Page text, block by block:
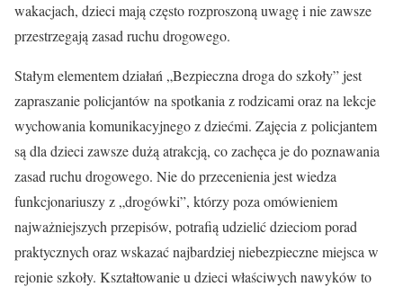
wakacjach, dzieci mają często rozproszoną uwagę i nie zawsze
przestrzegają zasad ruchu drogowego.
Stałym elementem działań „Bezpieczna droga do szkoły” jest
zapraszanie policjantów na spotkania z rodzicami oraz na lekcje
wychowania komunikacyjnego z dziećmi. Zajęcia z policjantem
są dla dzieci zawsze dużą atrakcją, co zachęca je do poznawania
zasad ruchu drogowego. Nie do przecenienia jest wiedza
funkcjonariuszy z „drogówki”, którzy poza omówieniem
najważniejszych przepisów, potrafią udzielić dzieciom porad
praktycznych oraz wskazać najbardziej niebezpieczne miejsca w
rejonie szkoły. Kształtowanie u dzieci właściwych nawyków to